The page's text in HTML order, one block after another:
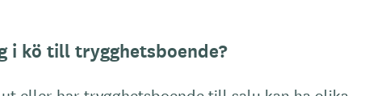
i kö till trygghetsboende?